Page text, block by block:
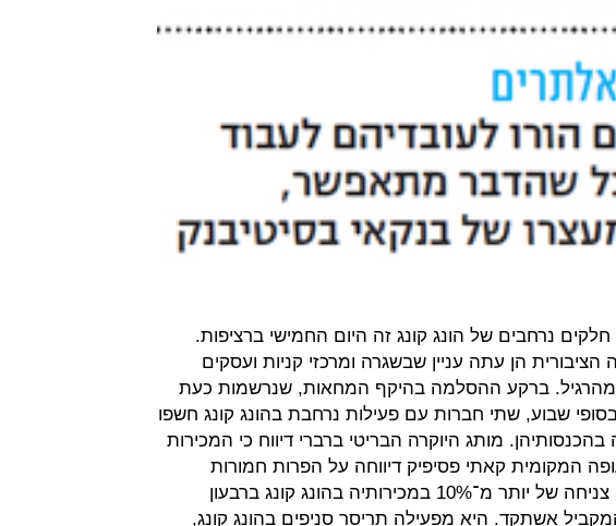
חלקים נרחבים של הונג קונג זה היום החמישי ברציפות.
הן עתה עניין שבשגרה ומרכזי קניות ועסקים
מהרגיל. ברקע ההסלמה בהיקף המחאות, שנרשמות כעת
בסופי שבוע, שתי חברות עם פעילות נרחבת בהונג קונג חשפו
מותג היוקרה הבריטי ברברי דיווח כי המכירות
המקומית קאתי פסיפיק דיווחה על הפרות חמורות
בפעילותה. ברברי רשמה צניחה של יותר מ־10% במכירותיה בהונג קונג ברבעון
אשתקד. היא מפעילה תריסר סניפים בהונג קונג,